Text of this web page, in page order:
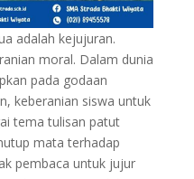
adalah kejujuran.
moral. Dalam dunia
pada godaan
keberanian siswa untuk
tema tulisan patut
mata terhadap
pembaca untuk jujur